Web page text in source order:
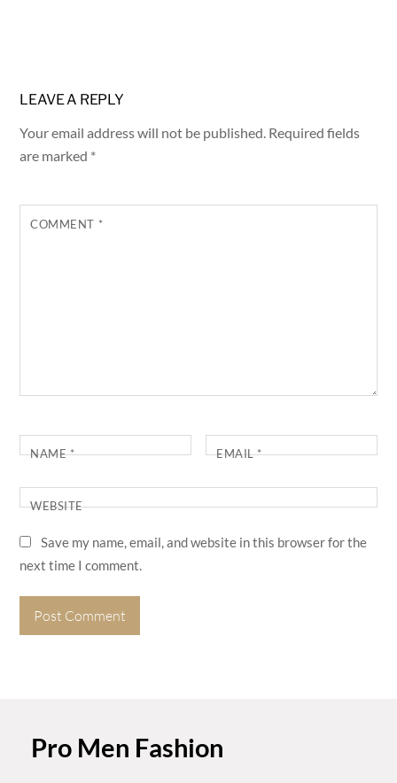
LEAVE A REPLY
Your email address will not be published. Required fields
are marked *
COMMENT *
NAME* EMAIL*
WEBSITE
Save my name, email, and website in this browser for the
next time I comment.
Pro Men Fashion